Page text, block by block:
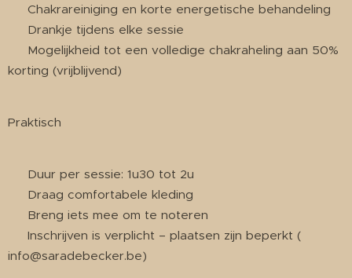
✔ Chakrareiniging en korte energetische behandeling
✔ Drankje tijdens elke sessie
✔ Mogelijkheid tot een volledige chakraheling aan 50%
korting (vrijblijvend)
Praktisch
⏳ Duur per sessie: 1u30 tot 2u
🧘 Draag comfortabele kleding
📝 Breng iets mee om te noteren
✨ Inschrijven is verplicht – plaatsen zijn beperkt (
info@saradebecker.be)